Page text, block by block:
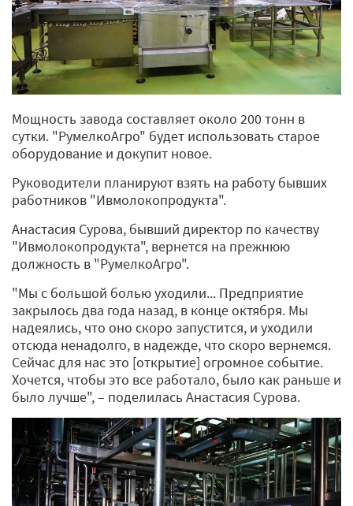
Мощность завода составляет около 200 тонн в
сутки. "РумелкоАгро" будет использовать старое
оборудование и докупит новое.
Руководители планируют взять на работу бывших
работников "Ивмолокопродукта".
Анастасия Сурова, бывший директор по качеству
"Ивмолокопродукта", вернется на прежнюю
должность в "РумелкоАгро".
"Мы с большой болью уходили... Предприятие
закрылось два года назад, в конце октября. Мы
надеялись, что оно скоро запустится, и уходили
отсюда ненадолго, в надежде, что скоро вернемся.
Сейчас для нас это [открытие] огромное событие.
Хочется, чтобы это все работало, было как раньше и
было лучше", – поделилась Анастасия Сурова.